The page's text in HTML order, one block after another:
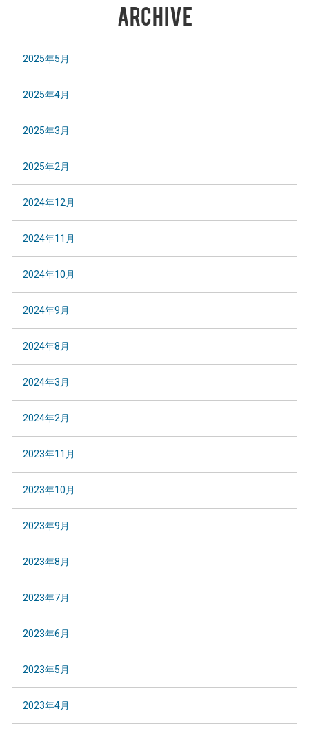
ARCHIVE
2025年5月
2025年4月
2025年3月
2025年2月
2024年12月
2024年11月
2024年10月
2024年9月
2024年8月
2024年3月
2024年2月
2023年11月
2023年10月
2023年9月
2023年8月
2023年7月
2023年6月
2023年5月
2023年4月